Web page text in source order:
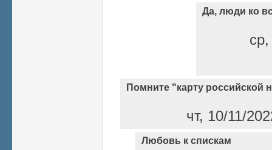
Да, люди ко
Помните "карту российской
чт, 10/11/
Любовь к спискам